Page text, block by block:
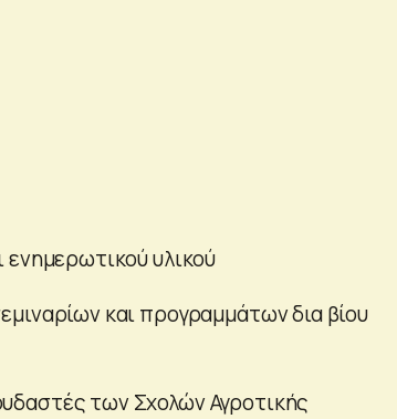
ενημερωτικού υλικού
και προγραμμάτων δια βίου
των Σχολών Αγροτικής